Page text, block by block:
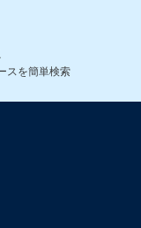
スを簡単検索